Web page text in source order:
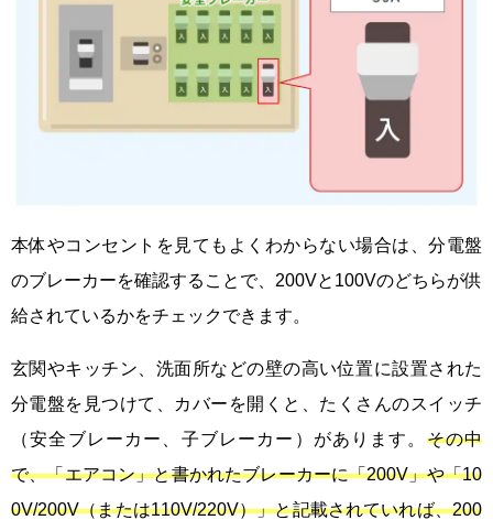
本体やコンセントを見てもよくわからない場合は、分電盤
のブレーカーを確認することで、200Vと100Vのどちらが供
給されているかをチェックできます。
玄関やキッチン、洗面所などの壁の高い位置に設置された
分電盤を見つけて、カバーを開くと、たくさんのスイッチ
（安全ブレーカー、子ブレーカー）があります。 その中
で、「エアコン」と書かれたブレーカーに「200V」や「10
0V/200V（または110V/220V）」と記載されていれば、200